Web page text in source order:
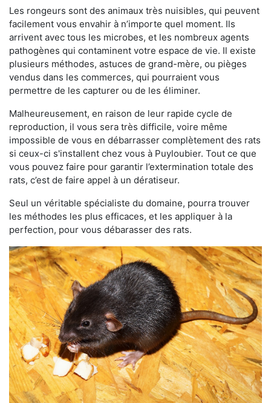
Les rongeurs sont des animaux très nuisibles, qui peuvent
facilement vous envahir à n’importe quel moment. Ils
arrivent avec tous les microbes, et les nombreux agents
pathogènes qui contaminent votre espace de vie. Il existe
plusieurs méthodes, astuces de grand-mère, ou pièges
vendus dans les commerces, qui pourraient vous
permettre de les capturer ou de les éliminer.
Malheureusement, en raison de leur rapide cycle de
reproduction, il vous sera très difficile, voire même
impossible de vous en débarrasser complètement des rats
si ceux-ci s'installent chez vous à Puyloubier. Tout ce que
vous pouvez faire pour garantir l’extermination totale des
rats, c’est de faire appel à un dératiseur.
Seul un véritable spécialiste du domaine, pourra trouver
les méthodes les plus efficaces, et les appliquer à la
perfection, pour vous débarasser des rats.